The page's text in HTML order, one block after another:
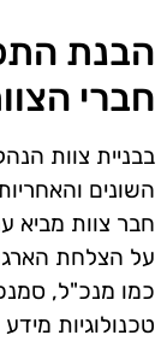
הבנת
חברי
בבניית צוות
השונים
חבר צוות מביא
על הצלחת
כמו מנכ"ל,
טכנולוגיות